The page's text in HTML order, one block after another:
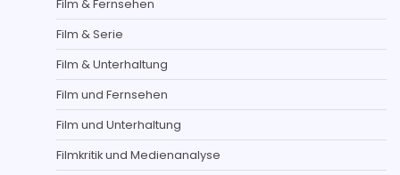
Film & Fernsehen
Film & Serie
Film & Unterhaltung
Film und Fernsehen
Film und Unterhaltung
Filmkritik und Medienanalyse